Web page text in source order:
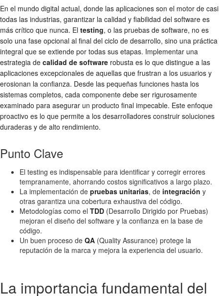
En el mundo digital actual, donde las aplicaciones son el motor de casi
todas las industrias, garantizar la calidad y fiabilidad del software es
más crítico que nunca. El testing, o las pruebas de software, no es
solo una fase opcional al final del ciclo de desarrollo, sino una práctica
integral que se extiende por todas sus etapas. Implementar una
estrategia de calidad de software robusta es lo que distingue a las
aplicaciones excepcionales de aquellas que frustran a los usuarios y
erosionan la confianza. Desde las pequeñas funciones hasta los
sistemas completos, cada componente debe ser rigurosamente
examinado para asegurar un producto final impecable. Este enfoque
proactivo es lo que permite a los desarrolladores construir soluciones
duraderas y de alto rendimiento.
Punto Clave
El testing es indispensable para identificar y corregir errores
tempranamente, ahorrando costos significativos a largo plazo.
La implementación de pruebas unitarias, de integración y
otras garantiza una cobertura exhaustiva del código.
Metodologías como el TDD (Desarrollo Dirigido por Pruebas)
mejoran el diseño del software y la confianza en la base de
código.
Un buen proceso de QA (Quality Assurance) protege la
reputación de la marca y mejora la experiencia del usuario.
La importancia fundamental del